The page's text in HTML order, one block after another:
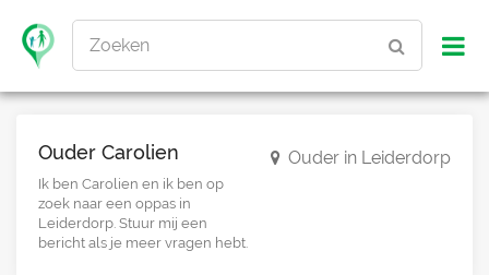
Zoeken
Ouder Carolien
Ik ben Carolien en ik ben op
zoek naar een oppas in
Leiderdorp. Stuur mij een
bericht als je meer vragen hebt.
Ouder in Leiderdorp